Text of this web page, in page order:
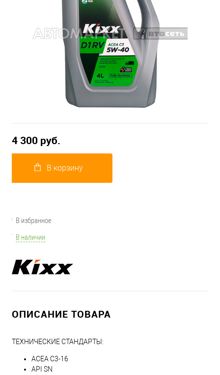
4 300 руб.
В корзину
В избранное
В наличии
ОПИСАНИЕ ТОВАРА
ТЕХНИЧЕСКИЕ СТАНДАРТЫ:
ACEA C3-16
API SN